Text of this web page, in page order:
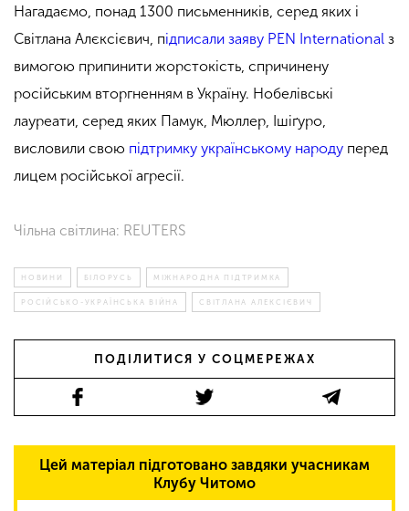
Нагадаємо, понад 1300 письменників, серед яких і
Світлана Алєксієвич, підписали заяву PEN International з
вимогою припинити жорстокість, спричинену
російським вторгненням в Україну. Нобелівські
лауреати, серед яких Памук, Мюллер, Ішіґуро,
висловили свою підтримку українському народу перед
лицем російської агресії.
Чільна світлина: REUTERS
НОВИНИ БІЛОРУСЬ МІЖНАРОДНА ПІДТРИМКА
РОСІЙСЬКО-УКРАЇНСЬКА ВІЙНА СВІТЛАНА АЛЕКСІЄВИЧ
ПОДІЛИТИСЯ У СОЦМЕРЕЖАХ
Цей матеріал підготовано завдяки учасникам
Клубу Читомо